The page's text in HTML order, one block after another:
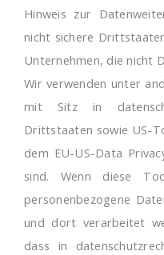
Hinweis zur
nicht sichere
Unternehmen, die nicht
Wir verwenden unter
mit Sitz in
Drittstaaten sowie US-
dem EU-US-Data
sind. Wenn diese
personenbezogene
und dort verarbeitet
dass in